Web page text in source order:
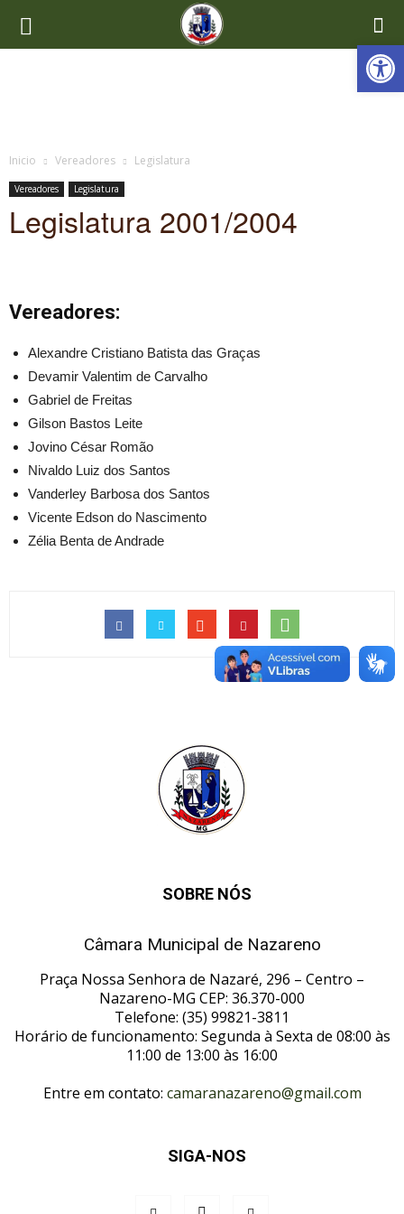
Inicio Vereadores Legislatura
Vereadores Legislatura
Legislatura 2001/2004
Vereadores:
Alexandre Cristiano Batista das Graças
Devamir Valentim de Carvalho
Gabriel de Freitas
Gilson Bastos Leite
Jovino César Romão
Nivaldo Luiz dos Santos
Vanderley Barbosa dos Santos
Vicente Edson do Nascimento
Zélia Benta de Andrade
SOBRE NÓS
Câmara Municipal de Nazareno
Praça Nossa Senhora de Nazaré, 296 – Centro –
Nazareno-MG CEP: 36.370-000
Telefone: (35) 99821-3811
Horário de funcionamento: Segunda à Sexta de 08:00 às
11:00 de 13:00 às 16:00
Entre em contato: camaranazareno@gmail.com
SIGA-NOS